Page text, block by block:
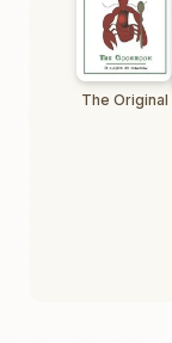
The Original